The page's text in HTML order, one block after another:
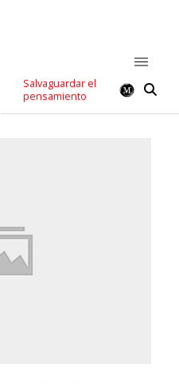
Salvaguardar el
pensamiento